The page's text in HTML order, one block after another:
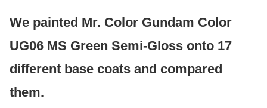
We painted Mr. Color Gundam Color
UG06 MS Green Semi-Gloss onto 17
different base coats and compared
them.